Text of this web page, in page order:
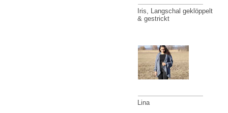
Iris, Langschal geklöppelt
& gestrickt
Lina